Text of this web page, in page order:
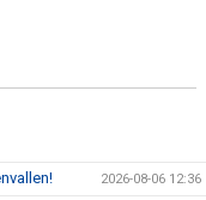
2026-08-06 12:36